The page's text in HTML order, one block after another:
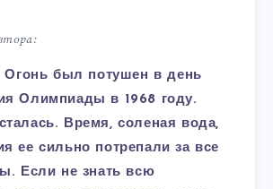
Огонь был потушен в день
Олимпиады в 1968 году.
Время, соленая вода,
ее сильно потрепали за все
Если не знать всю